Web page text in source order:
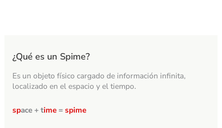
¿Qué es un Spime?
Es un objeto físico cargado de información infinita,
localizado en el espacio y el tiempo.
space + time =spime